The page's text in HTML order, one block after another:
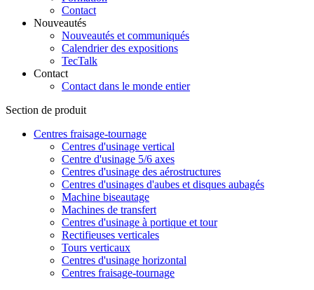
Contact
Nouveautés
Nouveautés et communiqués
Calendrier des expositions
TecTalk
Contact
Contact dans le monde entier
Section de produit
Centres fraisage-tournage
Centres d'usinage vertical
Centre d'usinage 5/6 axes
Centres d'usinage des aérostructures
Centres d'usinages d'aubes et disques aubagés
Machine biseautage
Machines de transfert
Centres d'usinage à portique et tour
Rectifieuses verticales
Tours verticaux
Centres d'usinage horizontal
Centres fraisage-tournage